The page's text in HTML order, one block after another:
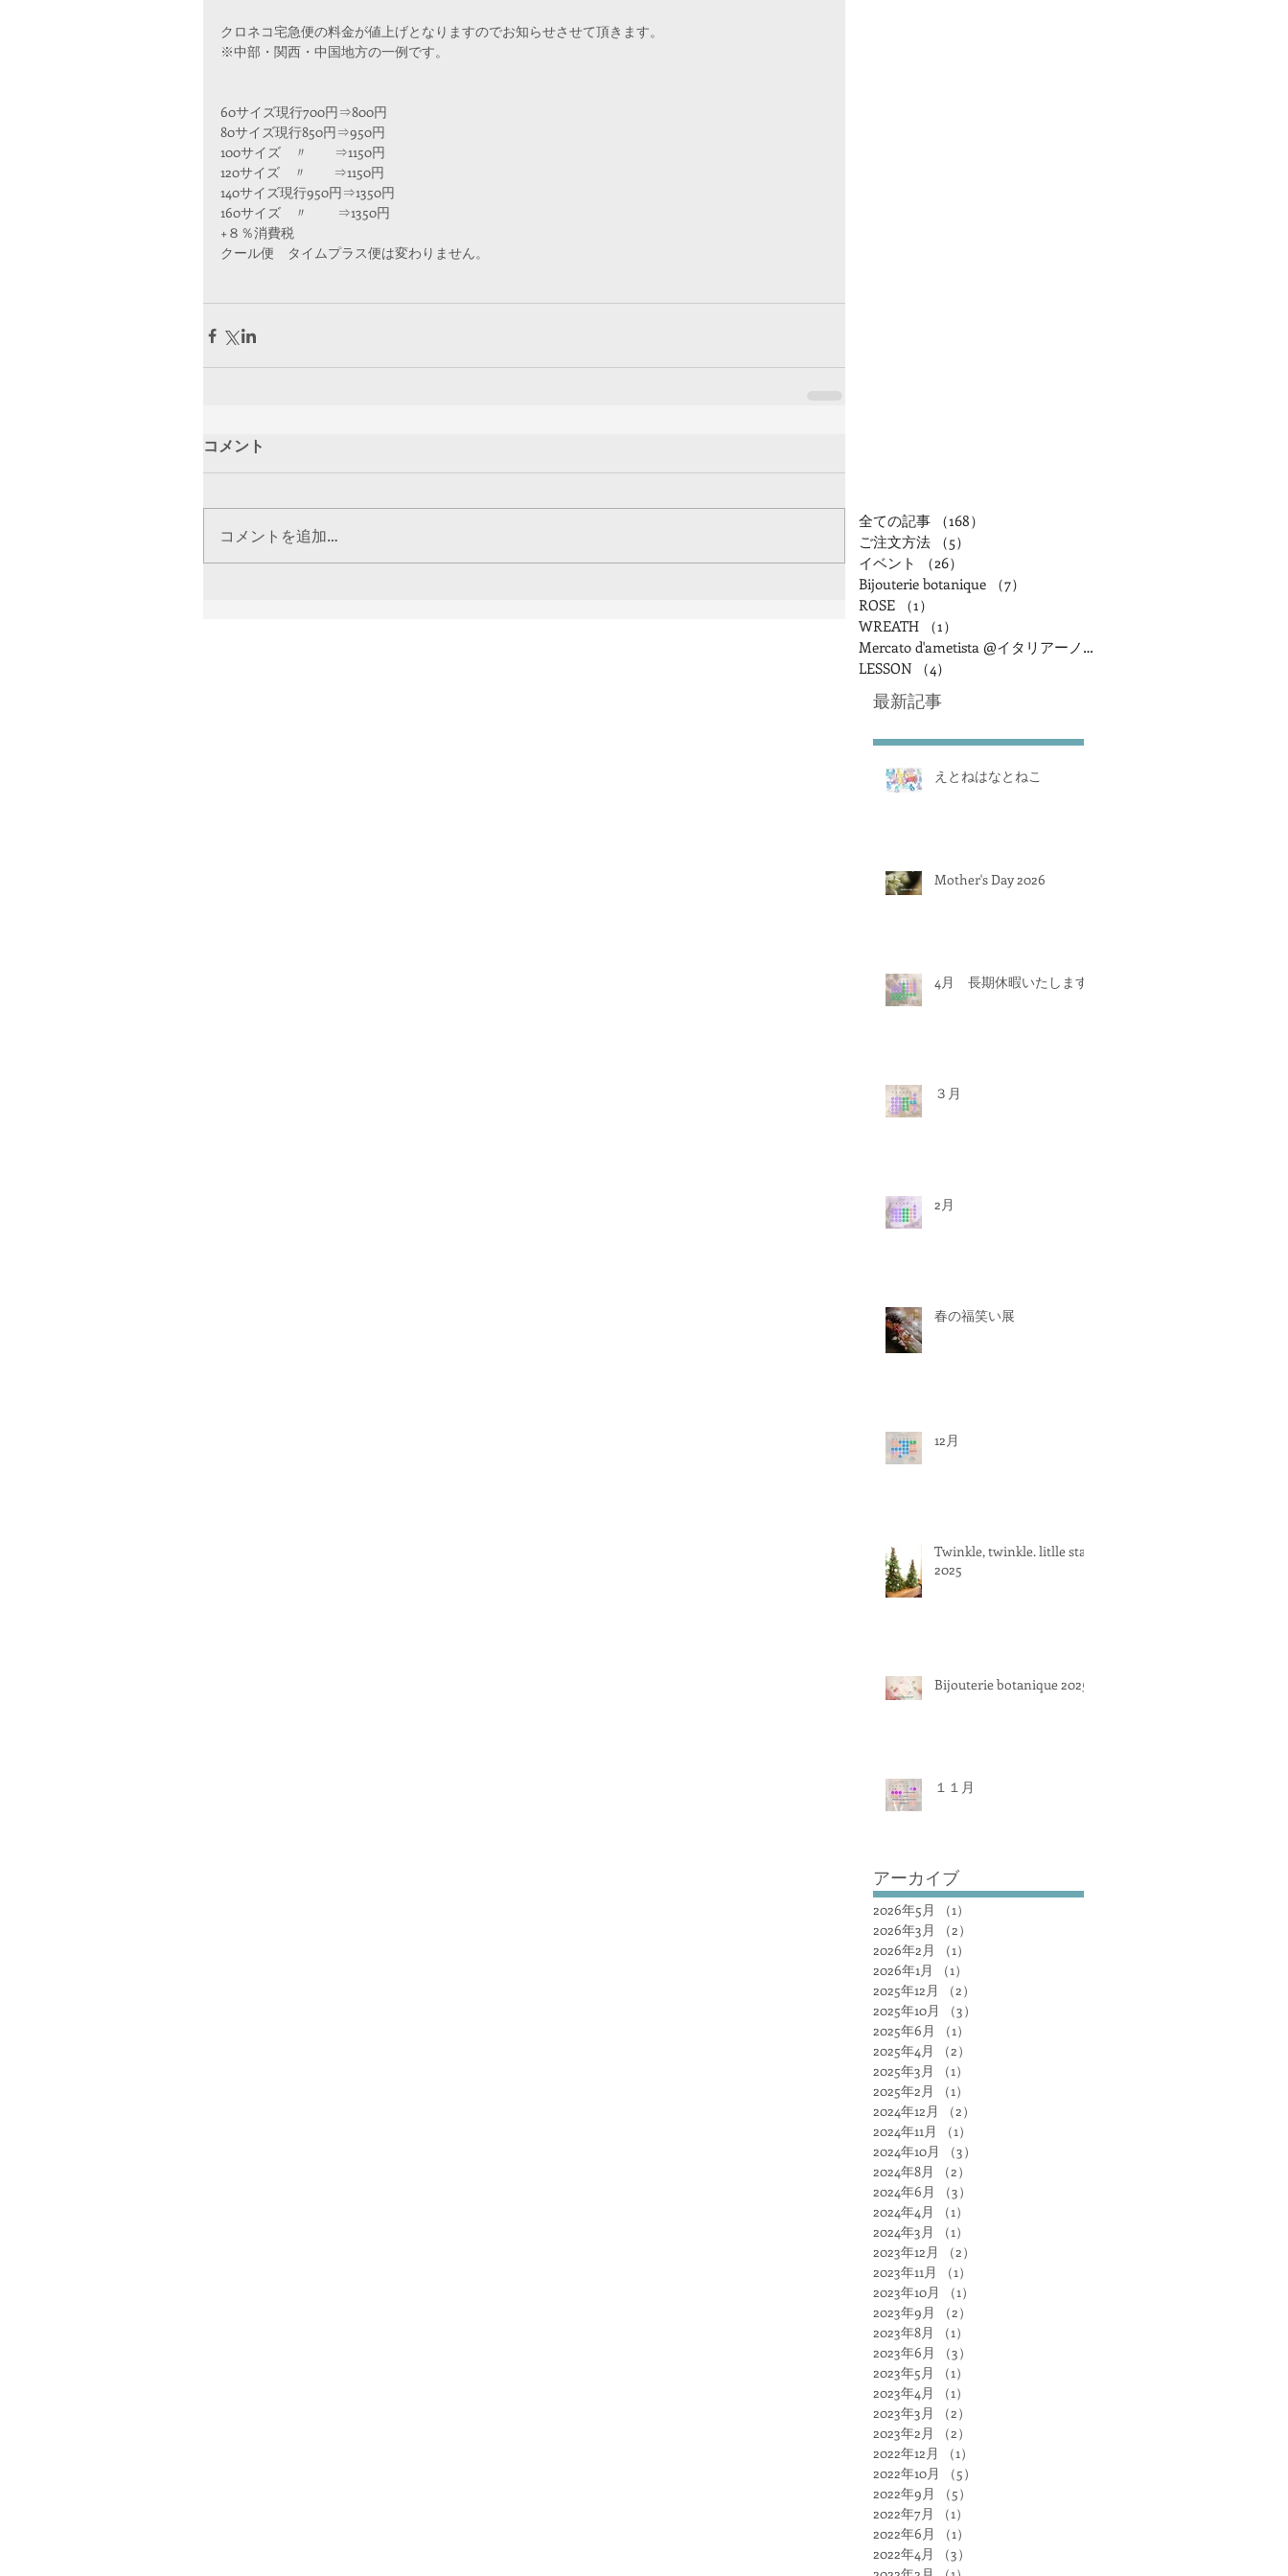
クロネコ宅急便の料金が値上げとなりますのでお知らせさせて頂きます。
※中部・関西・中国地方の一例です。
60サイズ現行700円⇒800円
80サイズ現行850円⇒950円
100サイズ　〃　　⇒1150円
120サイズ　〃　　⇒1150円
140サイズ現行950円⇒1350円
160サイズ　〃　　 ⇒1350円
+８％消費税
クール便　タイムプラス便は変わりません。
コメント
コメントを追加…
全ての記事 （168）
ご注文方法
（5）
イベント
（26）
Bijouterie botanique
（7）
ROSE
（1）
WREATH
（1）
Mercato d'ametista @イタリアーノアランチャ
LESSON
（4）
最新記事
えとねはなとねこ
Mother's Day 2026
4月 長期休暇いたします
３月
2月
春の福笑い展
12月
Twinkle, twinkle. litlle star
2025
Bijouterie botanique 2025
１１月
アーカイブ
2026年5月 （1）
2026年3月
（2）
2026年2月
（1）
2026年1月
（1）
2025年12月
（2）
2025年10月
（3）
2025年6月
（1）
2025年4月
（2）
2025年3月
（1）
2025年2月
（1）
2024年12月
（2）
2024年11月
（1）
2024年10月
（3）
2024年8月
（2）
2024年6月
（3）
2024年4月
（1）
2024年3月
（1）
2023年12月
（2）
2023年11月
（1）
2023年10月
（1）
2023年9月
（2）
2023年8月
（1）
2023年6月
（3）
2023年5月
（1）
2023年4月
（1）
2023年3月
（2）
2023年2月
（2）
2022年12月
（1）
2022年10月
（5）
2022年9月
（5）
2022年7月
（1）
2022年6月
（1）
2022年4月
（3）